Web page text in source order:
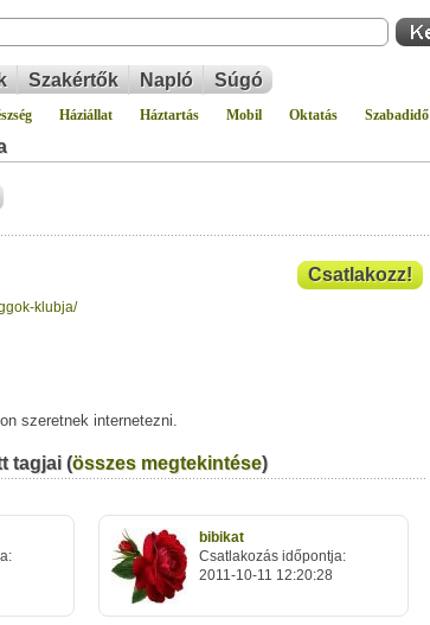
Szakértők Napló Súgó
Háziállat Háztartás Mobil Oktatás Szabadidő
klubja/
szeretnek internetezni.
Csatlakozz!
tagjai (összes megtekintése)
bibikat
Csatlakozás időpontja:
2011-10-11 12:20:28